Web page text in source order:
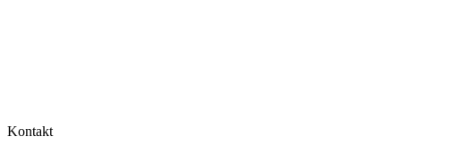
Kontakt